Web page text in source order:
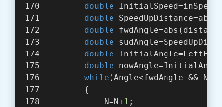
double
double
double
double
double
double
while (Angle<fwdAngle &&
         {
             N=N+
1 ;